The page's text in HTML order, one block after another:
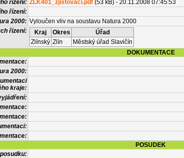
řízení: ZLK401_zjistovaci.pdf (53 kB) - 20.11.2008 07:45:53
řízení:
2000: Vyloučen vliv na soustavu Natura 2000
řízení:
Kraj Okres
Úřad
Zlínský Zlín
Městský úřad Slavičín
DOKUMENTACE
2000:
kraje:
POSUDEK